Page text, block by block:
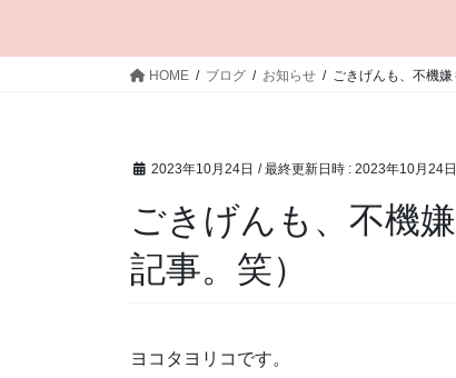
HOME ブログ お知らせ ごきげんも、不機嫌
2023年10月24日 / 最終更新日時 : 2023年10月24日
ごきげんも、不機
記事。笑）
ヨコタヨリコです。